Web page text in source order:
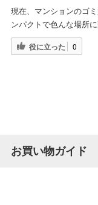
現在、マンションのゴ
ンパクトで色んな場所
役に立った 0
お買い物ガイド